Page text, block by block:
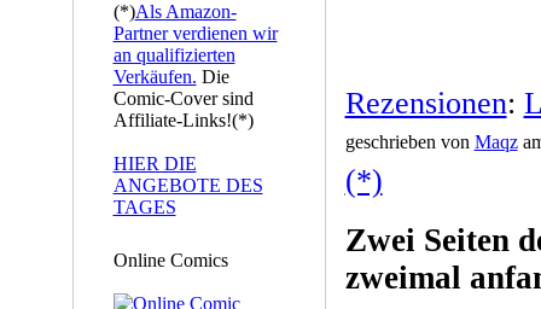
(*)Als Amazon-
Partner verdienen wir
an qualifizierten
Verkäufen. Die
Comic-Cover sind
Affiliate-Links!(*)
HIER DIE
ANGEBOTE DES
TAGES
Online Comics
Rezensionen:
geschrieben von Maqz
(*)
Zwei Seiten
zweimal